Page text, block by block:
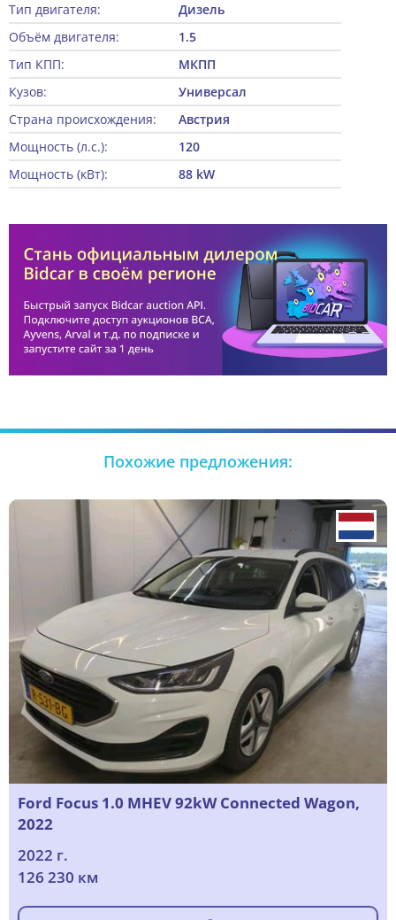
Тип двигателя:
Дизель
Объём двигателя:
1.5
Тип КПП:
МКПП
Кузов:
Универсал
Страна происхождения:
Австрия
Мощность (л.с.):
120
Мощность (кВт):
88 kW
Похожие предложения:
Ford Focus 1.0 MHEV 92kW Connected Wagon,
2022
2022 г.
126 230 км